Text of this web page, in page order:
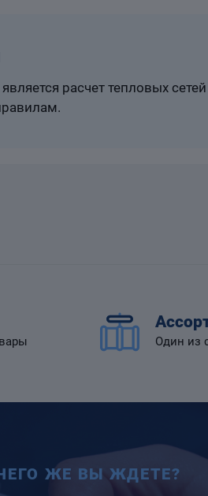
расчет тепловых
Один из
ЖЕ ВЫ ЖДЕТЕ?